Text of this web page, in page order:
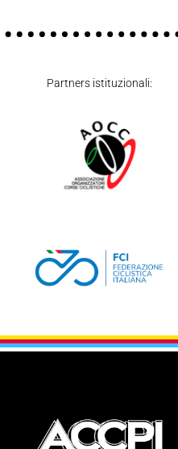
Partners istituzionali: